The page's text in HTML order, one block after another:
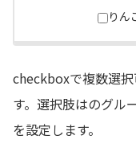
りん
checkboxで複数選
す。選択肢はのグル
を設定します。